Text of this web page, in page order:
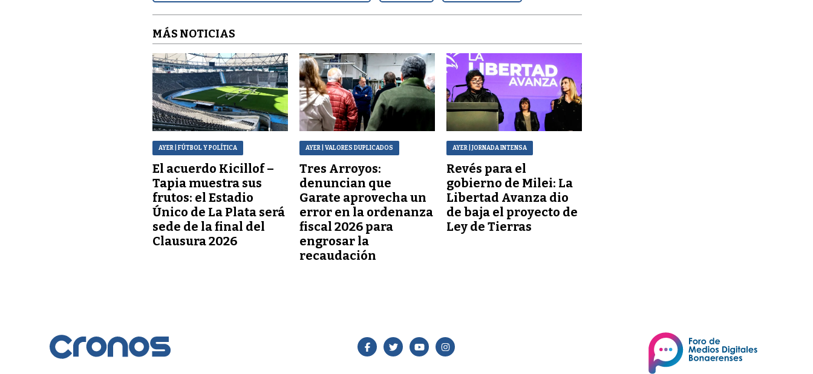
MÁS NOTICIAS
AYER | FÚTBOL Y POLÍTICA
El acuerdo Kicillof –
Tapia muestra sus
frutos: el Estadio
Único de La Plata será
sede de la final del
Clausura 2026
AYER | VALORES DUPLICADOS
Tres Arroyos:
denuncian que
Garate aprovecha un
error en la ordenanza
fiscal 2026 para
engrosar la
recaudación
AYER | JORNADA INTENSA
Revés para el
gobierno de Milei: La
Libertad Avanza dio
de baja el proyecto de
Ley de Tierras